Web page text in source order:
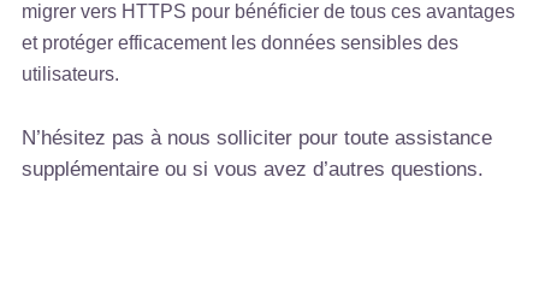
migrer vers HTTPS pour bénéficier de tous ces avantages
et protéger efficacement les données sensibles des
utilisateurs.
N’hésitez pas à nous solliciter pour toute assistance
supplémentaire ou si vous avez d’autres questions.